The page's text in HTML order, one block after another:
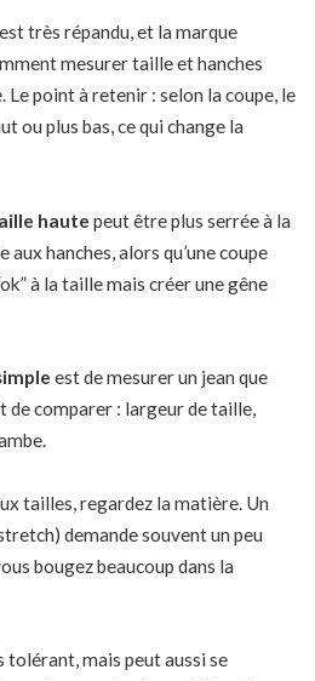
est très répandu, et la marque
mesurer taille et hanches
point à retenir : selon la coupe, le
ou plus bas, ce qui change la
haute peut être plus serrée à la
hanches, alors qu’une coupe
à la taille mais créer une gêne
est de mesurer un jean que
de comparer : largeur de taille,
tailles, regardez la matière. Un
demande souvent un peu
bougez beaucoup dans la
tolérant, mais peut aussi se